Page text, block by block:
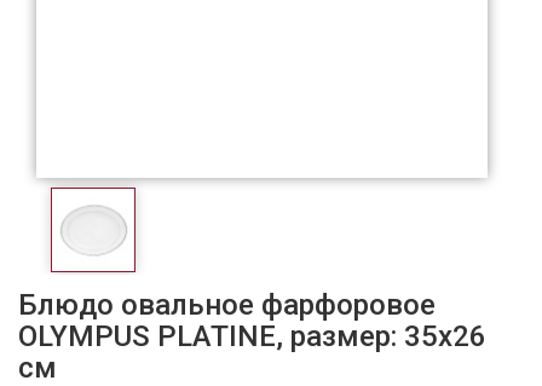
Блюдо овальное фарфоровое
OLYMPUS PLATINE, размер: 35х26
см